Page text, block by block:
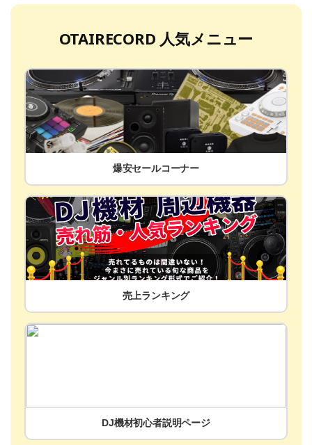
OTAIRECORD 人気メニュー
爆安セールコーナー
売上ランキング
DJ機材初心者説明ページ